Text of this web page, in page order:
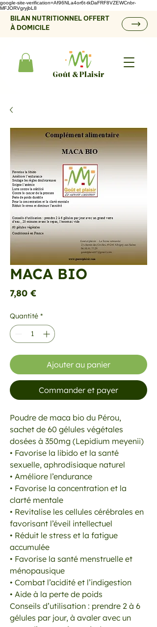
google-site-verification=Af96NLa4or6t-tkDaFRF8VZEWCnbr-
MFJORVgryjbL8
BILAN NUTRITIONNEL OFFERT
À DOMICILE
Goût & Plaisir
MACA BIO
7,80 €Prix
Quantité *
Ajouter au panier
Commander et payer
Poudre de maca bio du Pérou,
sachet de 60 gélules végétales
dosées à 350mg (Lepidium meyenii)
• Favorise la libido et la santé
sexuelle, aphrodisiaque naturel
• Améliore l’endurance
• Favorise la concentration et la
clarté mentale
• Revitalise les cellules cérébrales en
favorisant l’éveil intellectuel
• Réduit le stress et la fatigue
accumulée
• Favorise la santé menstruelle et
ménopausique
• Combat l’acidité et l’indigestion
• Aide à la perte de poids
Conseils d’utilisation : prendre 2 à 6
gélules par jour, à avaler avec un